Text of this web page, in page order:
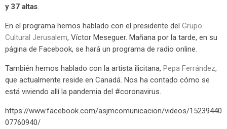
y 37 altas
En el programa hemos hablado con el presidente del Grupo
Cultural Jerusalem, Víctor Meseguer. Mañana por la tarde, en su
página de Facebook, se hará un programa de radio online.
También hemos hablado con la artista ilicitana, Pepa Ferrández,
que actualmente reside en Canadá. Nos ha contado cómo se
está viviendo allí la pandemia del #coronavirus.
https://www.facebook.com/asjmcomunicacion/videos/15239440
07760940/